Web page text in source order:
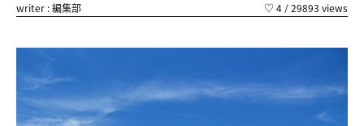
writer : 編集部 ♡ 4 / 29893 views